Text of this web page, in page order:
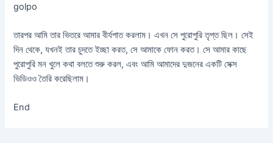
golpo
তারপর আমি তার ভিতরে আমার বীর্যপাত করলাম। এখন সে পুরোপুরি তৃপ্ত ছিল। সেই
দিন থেকে, যখনই তার চুদতে ইচ্ছা করত, সে আমাকে ফোন করত। সে আমার কাছে
পুরোপুরি মন খুলে কথা বলতে শুরু করল, এবং আমি আমাদের দুজনের একটি সেক্স
ভিডিওও তৈরি করেছিলাম।
End